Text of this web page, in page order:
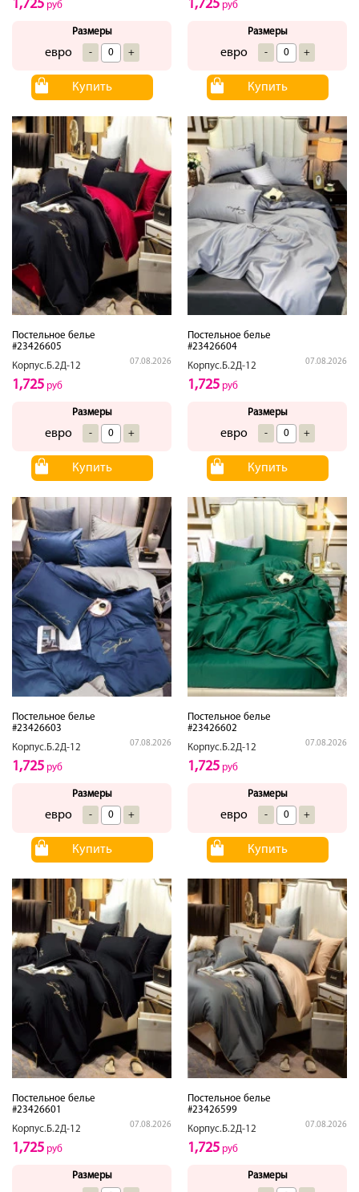
1,725 руб
Размеры
евро - +
Купить
1,725 руб
Размеры
евро - +
Купить
Постельное белье
#23426605
Корпус.Б.2Д-12
07.08.2026
1,725 руб
Размеры
евро - +
Купить
Постельное белье
#23426604
Корпус.Б.2Д-12
07.08.2026
1,725 руб
Размеры
евро - +
Купить
Постельное белье
#23426603
Корпус.Б.2Д-12
07.08.2026
1,725 руб
Размеры
евро - +
Купить
Постельное белье
#23426602
Корпус.Б.2Д-12
07.08.2026
1,725 руб
Размеры
евро - +
Купить
Постельное белье
#23426601
Корпус.Б.2Д-12
07.08.2026
1,725 руб
Размеры
Постельное белье
#23426599
Корпус.Б.2Д-12
07.08.2026
1,725 руб
Размеры